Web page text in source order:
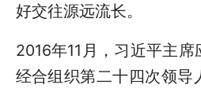
好交往源远流长。
2016年11月，习近平主
经合组织第二十四次领导